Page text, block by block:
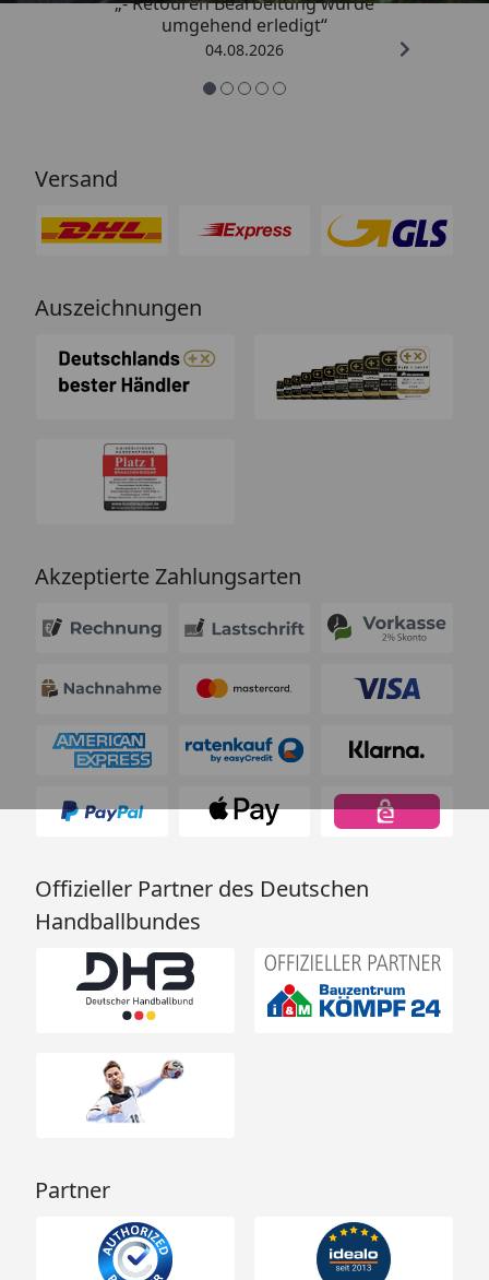
*Leistung nach EN 442 (75/65/20°C)
umgehend erledigt“
04.08.2026
Versand
Auszeichnungen
Akzeptierte Zahlungsarten
Offizieller Partner des Deutschen
Handballbundes
Partner